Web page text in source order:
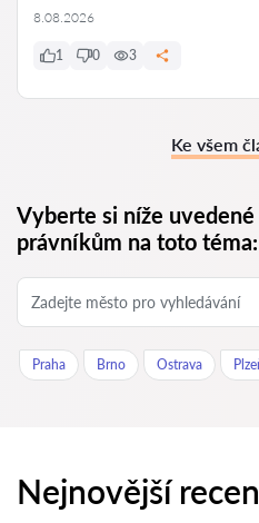
8.08.2026
1 0 3
Ke všem
Vyberte si níže
právníkům na toto téma:
Praha Brno Ostrava
Nejnovější